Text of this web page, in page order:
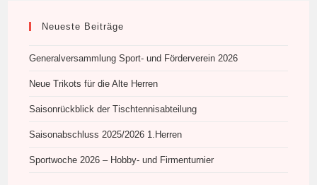
Neueste Beiträge
Generalversammlung Sport- und Förderverein 2026
Neue Trikots für die Alte Herren
Saisonrückblick der Tischtennisabteilung
Saisonabschluss 2025/2026 1.Herren
Sportwoche 2026 – Hobby- und Firmenturnier